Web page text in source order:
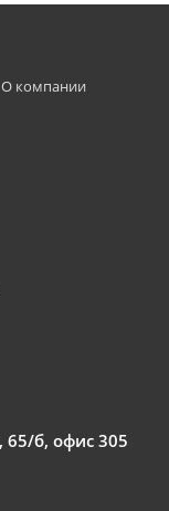
О компании
65/б, офис 305